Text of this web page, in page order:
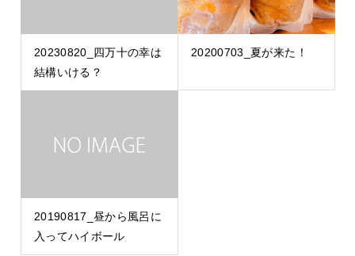
20230820_四万十の幸は
結構いける？
20200703_夏が来た！
20190817_昼から風呂に
入ってハイボール